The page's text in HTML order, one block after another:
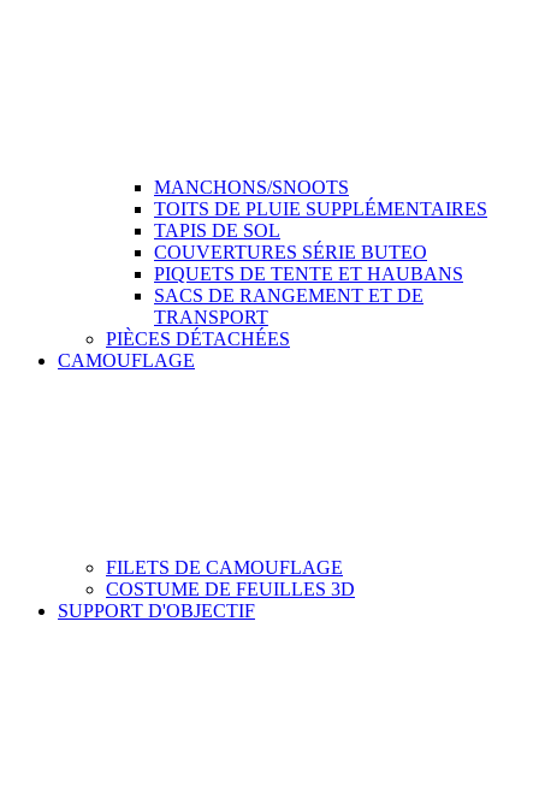
MANCHONS/SNOOTS
TOITS DE PLUIE SUPPLÉMENTAIRES
TAPIS DE SOL
COUVERTURES SÉRIE BUTEO
PIQUETS DE TENTE ET HAUBANS
SACS DE RANGEMENT ET DE
TRANSPORT
PIÈCES DÉTACHÉES
CAMOUFLAGE
FILETS DE CAMOUFLAGE
COSTUME DE FEUILLES 3D
SUPPORT D'OBJECTIF